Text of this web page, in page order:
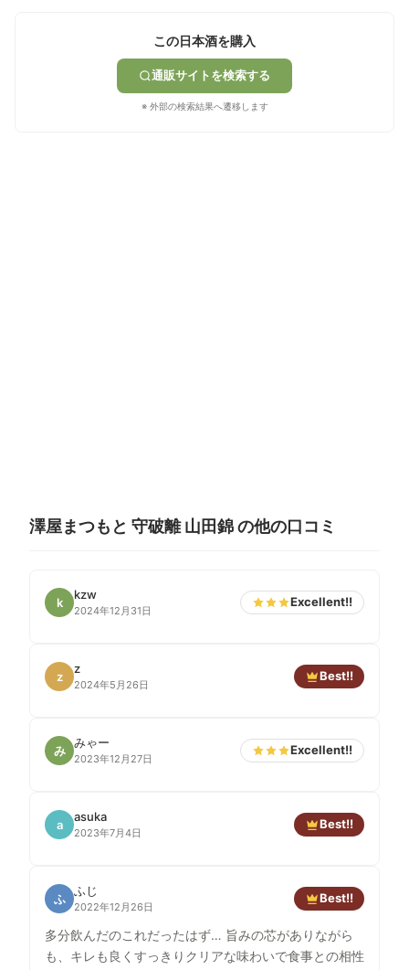
この日本酒を購入
通販サイトを検索する
※ 外部の検索結果へ遷移します
澤屋まつもと 守破離 山田錦 の他の口コミ
k
kzw
2024年12月31日
Excellent!!
z
z
2024年5月26日
Best!!
み
みゃー
2023年12月27日
Excellent!!
a
asuka
2023年7月4日
Best!!
ふ
ふじ
2022年12月26日
Best!!
多分飲んだのこれだったはず… 旨みの芯がありながら
も、キレも良くすっきりクリアな味わいで食事との相性